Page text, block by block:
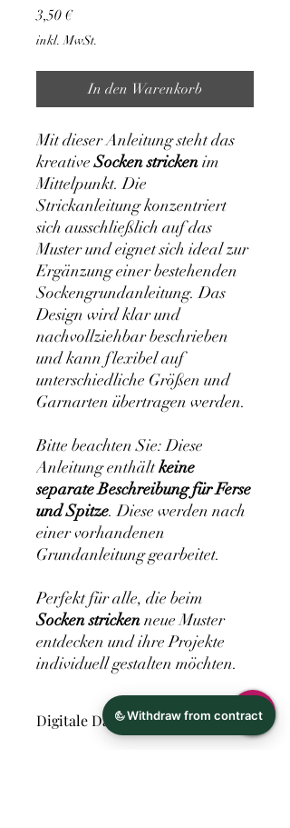
3,50 €Preis
inkl. MwSt.
In den Warenkorb
Mit dieser Anleitung steht das
kreativeSocken strickenim
Mittelpunkt. Die
Strickanleitung konzentriert
sich ausschließlich auf das
Muster und eignet sich ideal zur
Ergänzung einer bestehenden
Sockengrundanleitung. Das
Design wird klar und
nachvollziehbar beschrieben
und kann flexibel auf
unterschiedliche Größen und
Garnarten übertragen werden.
Bitte beachten Sie: Diese
Anleitung enthältkeine
separate Beschreibung für Ferse
und Spitze. Diese werden nach
einer vorhandenen
Grundanleitung gearbeitet.
Perfekt für alle, die beim
Socken strickenneue Muster
entdecken und ihre Projekte
individuell gestalten möchten.
Digitale Datei